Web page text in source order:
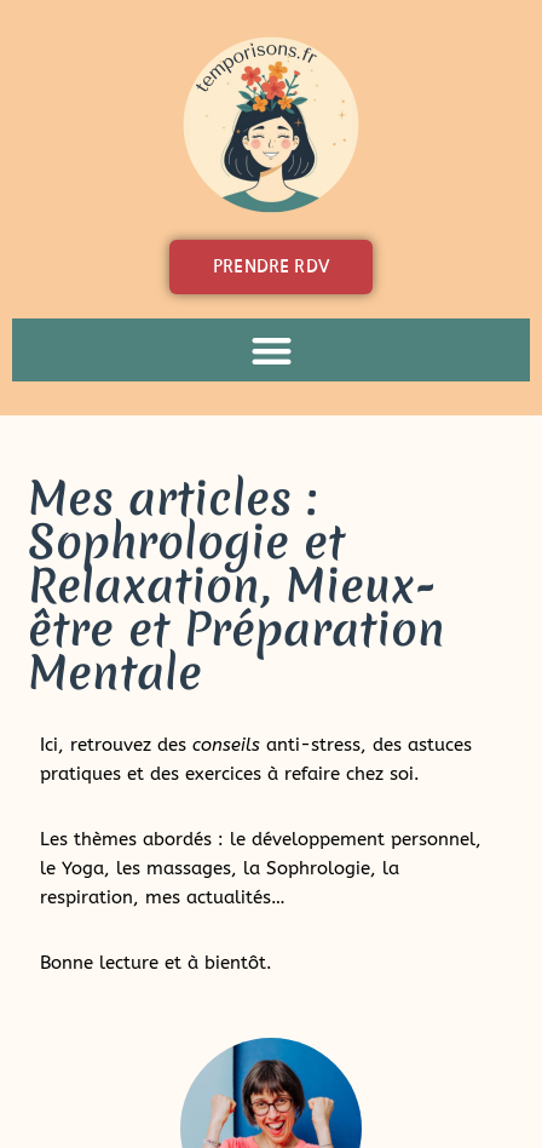
PRENDRE RDV
Mes articles :
Sophrologie et
Relaxation, Mieux-
être et Préparation
Mentale
Ici, retrouvez desconseils anti-stress, des astuces
pratiques et des exercices à refaire chez soi.
Les thèmes abordés : le développement personnel,
le Yoga, les massages, la Sophrologie, la
respiration, mes actualités…
Bonne lecture et à bientôt.